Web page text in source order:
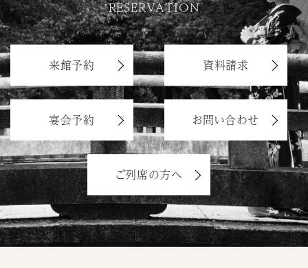
RESERVATION
来館予約 資料請求
宴会予約 お問い合わせ
ご列席の方へ